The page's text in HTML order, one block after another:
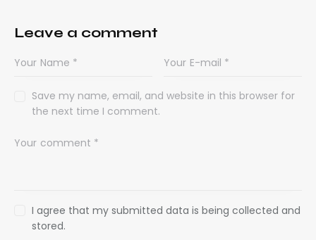
Leave a comment
Save my name, email, and website in this browser for
the next time I comment.
I agree that my submitted data is being collected and
stored.